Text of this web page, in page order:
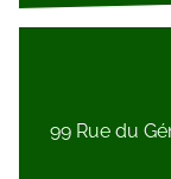
99 Rue du